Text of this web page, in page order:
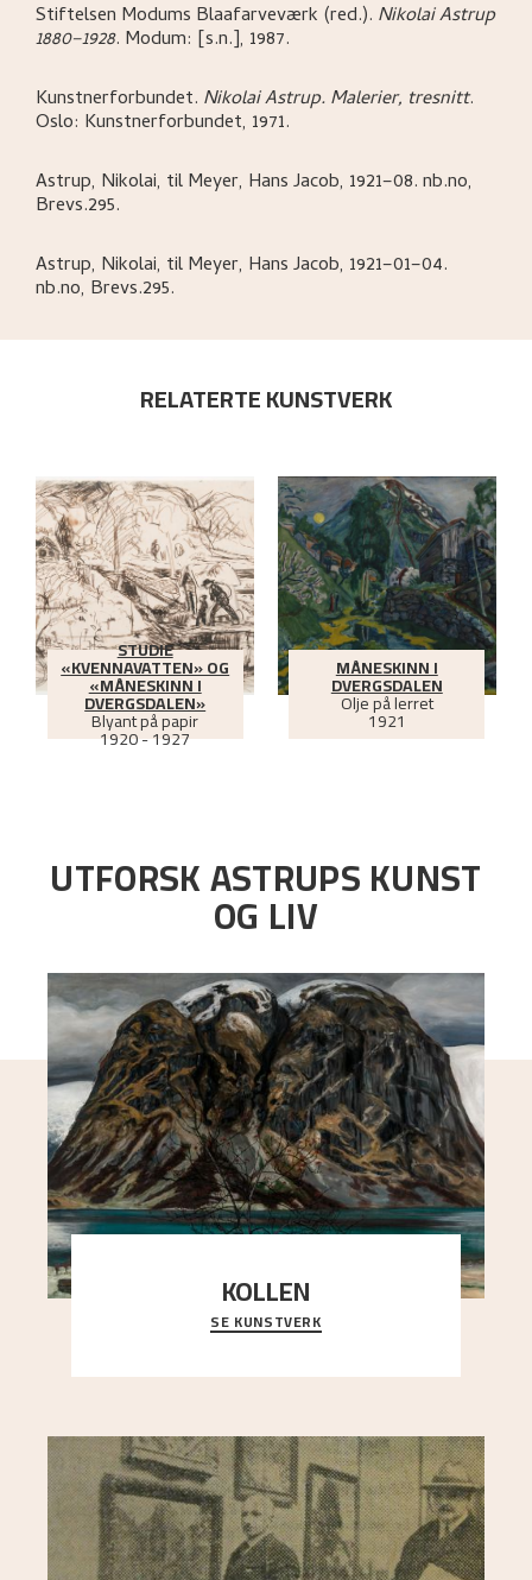
Stiftelsen Modums Blaafarveværk (red.). Nikolai Astrup
1880–1928. Modum: [s.n.], 1987.
Kunstnerforbundet. Nikolai Astrup. Malerier, tresnitt.
Oslo: Kunstnerforbundet, 1971.
Astrup, Nikolai, til Meyer, Hans Jacob, 1921–08. nb.no,
Brevs.295.
Astrup, Nikolai, til Meyer, Hans Jacob, 1921–01–04.
nb.no, Brevs.295.
RELATERTE KUNSTVERK
STUDIE
«KVENNAVATTEN» OG
«MÅNESKINN I
DVERGSDALEN»
Blyant på papir
1920 - 1927
MÅNESKINN I
DVERGSDALEN
Olje på lerret
1921
UTFORSK ASTRUPS KUNST
OG LIV
KOLLEN
Et ruvende fjell dominerer bildeflaten, og står i
sterk kontrast til det spinkle rognetreet ute
SE KUNSTVERK